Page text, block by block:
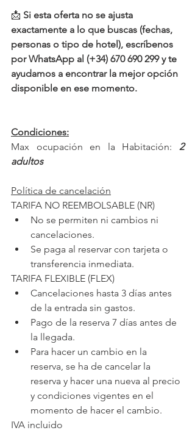
📩 Si esta oferta no se ajusta
exactamente a lo que buscas (fechas,
personas o tipo de hotel), escríbenos
por WhatsApp al (+34) 670 690 299 y te
ayudamos a encontrar la mejor opción
disponible en ese momento.
Condiciones:
Max ocupación en la Habitación: 2
adultos
Política de cancelación
TARIFA NO REEMBOLSABLE (NR)
No se permiten ni cambios ni
cancelaciones.
Se paga al reservar con tarjeta o
transferencia inmediata.
TARIFA FLEXIBLE (FLEX)
Cancelaciones hasta 3 días antes
de la entrada sin gastos.
Pago de la reserva 7 días antes de
la llegada.
Para hacer un cambio en la
reserva, se ha de cancelar la
reserva y hacer una nueva al precio
y condiciones vigentes en el
momento de hacer el cambio.
IVA incluido